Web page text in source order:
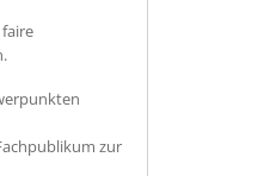
zur